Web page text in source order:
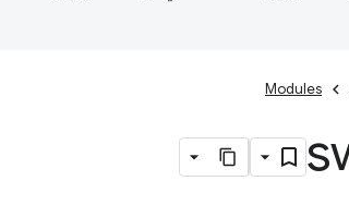
Modules